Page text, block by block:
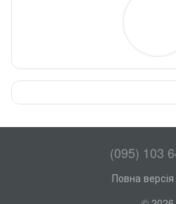
(095) 103
Повна